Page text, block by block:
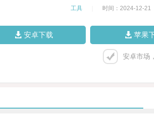
工具 时间：2024-12-21
安卓下载 苹果
安卓市场